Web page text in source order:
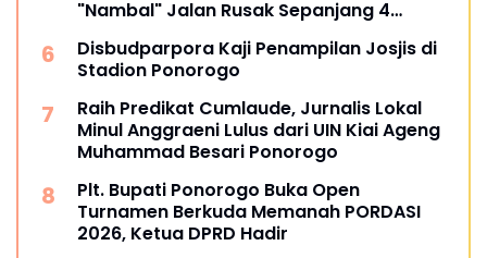
"Nambal" Jalan Rusak Sepanjang 4
Disbudparpora Kaji Penampilan Josjis di
Stadion Ponorogo
Raih Predikat Cumlaude, Jurnalis Lokal
Minul Anggraeni Lulus dari UIN Kiai Ageng
Muhammad Besari Ponorogo
Plt. Bupati Ponorogo Buka Open
Turnamen Berkuda Memanah PORDASI
2026, Ketua DPRD Hadir